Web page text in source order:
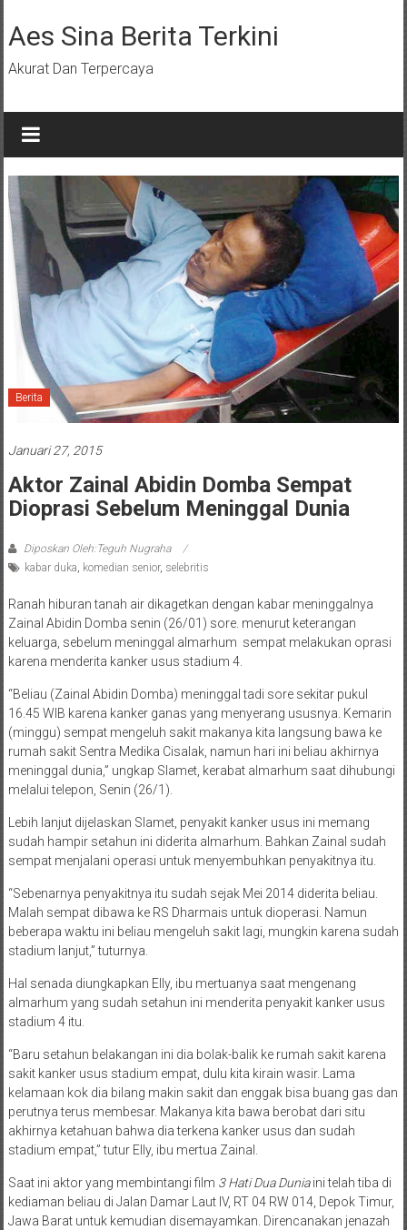
ke
konten
Aes Sina Berita Terkini
Akurat Dan Terpercaya
Berita
Januari 27, 2015
Aktor Zainal Abidin Domba Sempat
Dioprasi Sebelum Meninggal Dunia
Diposkan Oleh:Teguh Nugraha
kabar duka, komedian senior, selebritis
Ranah hiburan tanah air dikagetkan dengan kabar meninggalnya
Zainal Abidin Domba senin (26/01) sore. menurut keterangan
keluarga, sebelum meninggal almarhum sempat melakukan oprasi
karena menderita kanker usus stadium 4.
“Beliau (Zainal Abidin Domba) meninggal tadi sore sekitar pukul
16.45 WIB karena kanker ganas yang menyerang ususnya. Kemarin
(minggu) sempat mengeluh sakit makanya kita langsung bawa ke
rumah sakit Sentra Medika Cisalak, namun hari ini beliau akhirnya
meninggal dunia,” ungkap Slamet, kerabat almarhum saat dihubungi
melalui telepon, Senin (26/1).
Lebih lanjut dijelaskan Slamet, penyakit kanker usus ini memang
sudah hampir setahun ini diderita almarhum. Bahkan Zainal sudah
sempat menjalani operasi untuk menyembuhkan penyakitnya itu.
“Sebenarnya penyakitnya itu sudah sejak Mei 2014 diderita beliau.
Malah sempat dibawa ke RS Dharmais untuk dioperasi. Namun
beberapa waktu ini beliau mengeluh sakit lagi, mungkin karena sudah
stadium lanjut,” tuturnya.
Hal senada diungkapkan Elly, ibu mertuanya saat mengenang
almarhum yang sudah setahun ini menderita penyakit kanker usus
stadium 4 itu.
“Baru setahun belakangan ini dia bolak-balik ke rumah sakit karena
sakit kanker usus stadium empat, dulu kita kirain wasir. Lama
kelamaan kok dia bilang makin sakit dan enggak bisa buang gas dan
perutnya terus membesar. Makanya kita bawa berobat dari situ
akhirnya ketahuan bahwa dia terkena kanker usus dan sudah
stadium empat,” tutur Elly, ibu mertua Zainal.
Saat ini aktor yang membintangi film 3 Hati Dua Duniaini telah tiba di
kediaman beliau di Jalan Damar Laut IV, RT 04 RW 014, Depok Timur,
Jawa Barat untuk kemudian disemayamkan. Direncanakan jenazah